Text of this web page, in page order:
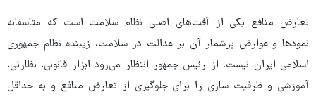
تعارض منافع یکی از آفت‌های اصلی نظام سلامت است که متاسفانه
نمودها و عوارض پرشمار آن بر عدالت در سلامت، زیبنده نظام جمهوری
اسلامی ایران نیست. از رئیس جمهور انتظار می‌رود ابزار قانونی، نظارتی،
آموزشی و ظرفیت سازی را برای جلوگیری از تعارض منافع و به حداقل